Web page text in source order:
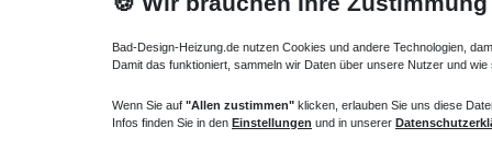
Bad-Design-Heizung.de nutzen Cookies und andere Technologien,
Damit das funktioniert, sammeln wir Daten über unsere Nutzer und
Wenn Sie auf "Allen zustimmen" klicken, erlauben Sie uns diese
Infos finden Sie in den Einstellungen und in unserer